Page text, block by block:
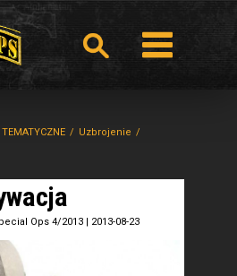
Uzbrojenie
Ops 4/2013 | 2013-08-23